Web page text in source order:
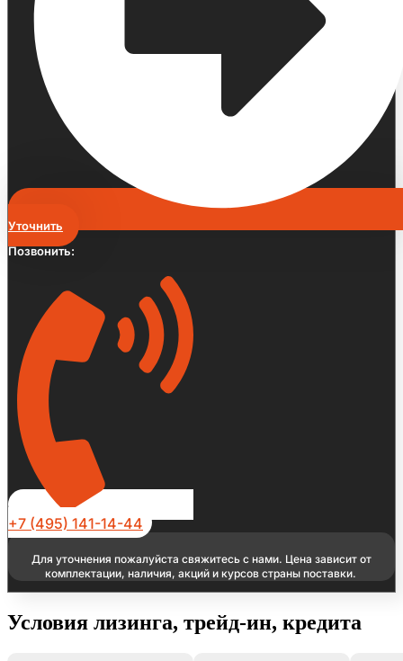
Уточнить
Позвонить:
+7 (495) 141-14-44
Для уточнения пожалуйста свяжитесь с нами. Цена зависит от
комплектации, наличия, акций и курсов страны поставки.
Условия лизинга, трейд-ин, кредита